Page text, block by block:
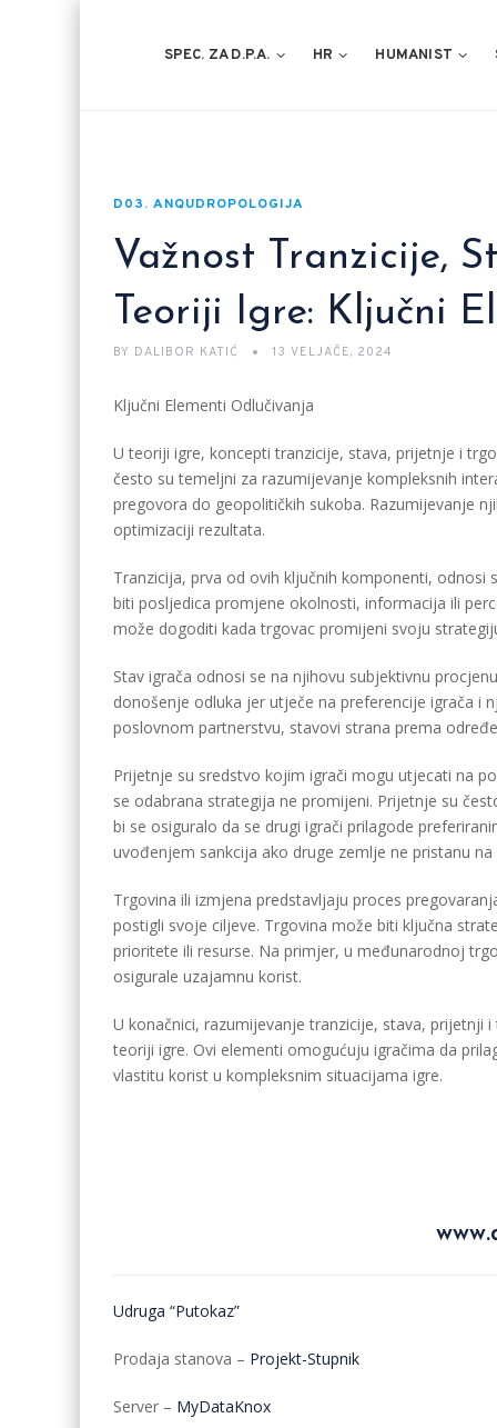
SPEC. ZA D.P.A. HR HUMANIST
D03. ANQUDROPOLOGIJA
Važnost Tranzicije,
Teoriji Igre: Ključni
BY DALIBOR KATIĆ 13 VELJAČE, 2024
Ključni Elementi Odlučivanja
U teoriji igre, koncepti tranzicije, stava, prijetnje i
često su temeljni za razumijevanje kompleksnih
pregovora do geopolitičkih sukoba. Razumijevanje
optimizaciji rezultata.
Tranzicija, prva od ovih ključnih komponenti,
biti posljedica promjene okolnosti, informacija ili
može dogoditi kada trgovac promijeni svoju
Stav igrača odnosi se na njihovu subjektivnu
donošenje odluka jer utječe na preferencije igrača i
poslovnom partnerstvu, stavovi strana prema
Prijetnje su sredstvo kojim igrači mogu utjecati na
se odabrana strategija ne promijeni. Prijetnje su
bi se osiguralo da se drugi igrači prilagode
uvođenjem sankcija ako druge zemlje ne pristanu
Trgovina ili izmjena predstavljaju proces
postigli svoje ciljeve. Trgovina može biti ključna
prioritete ili resurse. Na primjer, u međunarodnoj
osigurale uzajamnu korist.
U konačnici, razumijevanje tranzicije, stava, prijetnji
teoriji igre. Ovi elementi omogućuju igračima da
vlastitu korist u kompleksnim situacijama igre.
Udruga “Putokaz”
Prodaja stanova – Projekt-Stupnik
Server – MyDataKnox